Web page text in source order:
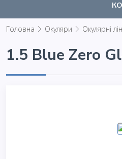
Головна Окуляри Окулярні
1.5 Blue Zero